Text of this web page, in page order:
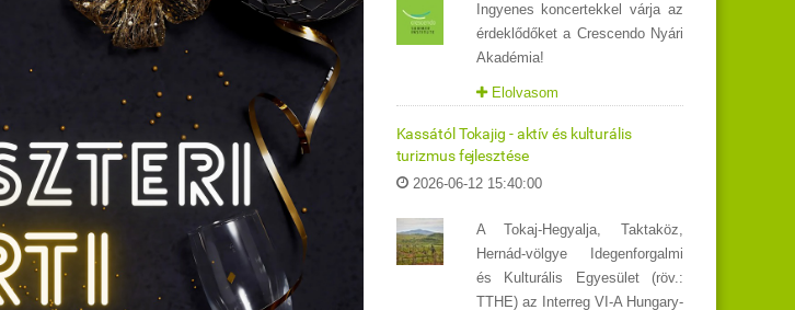
Ingyenes koncertekkel várja az
érdeklődőket a Crescendo Nyári
Akadémia!
Elolvasom
Kassától Tokajig - aktív és kulturális
turizmus fejlesztése
2026-06-12 15:40:00
A Tokaj-Hegyalja, Taktaköz,
Hernád-völgye Idegenforgalmi
és Kulturális Egyesület (röv.:
TTHE) az Interreg VI-A Hungary-